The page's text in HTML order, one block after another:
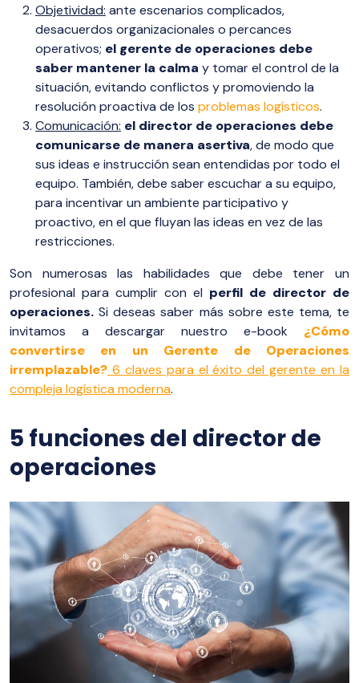
Objetividad: ante escenarios complicados,
desacuerdos organizacionales o percances
operativos; el gerente de operaciones debe
saber mantener la calma y tomar el control de la
situación, evitando conflictos y promoviendo la
resolución proactiva de los problemas logísticos.
Comunicación: el director de operaciones debe
comunicarse de manera asertiva, de modo que
sus ideas e instrucción sean entendidas por todo el
equipo. También, debe saber escuchar a su equipo,
para incentivar un ambiente participativo y
proactivo, en el que fluyan las ideas en vez de las
restricciones.
Son numerosas las habilidades que debe tener un
profesional para cumplir con el perfil de director de
operaciones. Si deseas saber más sobre este tema, te
invitamos a descargar nuestro e-book ¿Cómo
convertirse en un Gerente de Operaciones
irremplazable? 6 claves para el éxito del gerente en la
compleja logística moderna.
5 funciones del director de
operaciones